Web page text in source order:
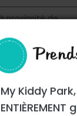
My Kiddy